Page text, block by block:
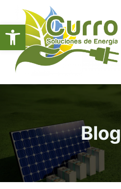
Abrir barra de herramientas
Blog